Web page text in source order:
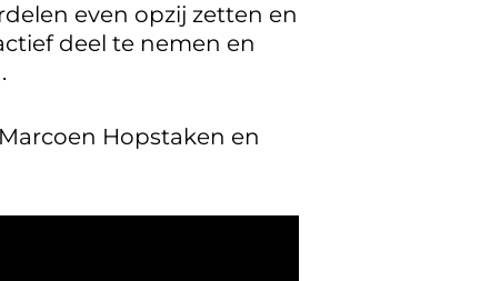
even opzij zetten en
deel te nemen en
Hopstaken en